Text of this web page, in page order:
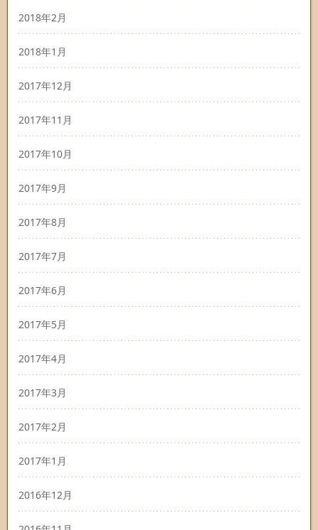
2018年2月
2018年1月
2017年12月
2017年11月
2017年10月
2017年9月
2017年8月
2017年7月
2017年6月
2017年5月
2017年4月
2017年3月
2017年2月
2017年1月
2016年12月